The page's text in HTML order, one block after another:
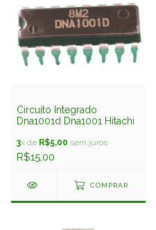
Circuito Integrado
Dna1001d Dna1001 Hitachi
3x de R$5,00 sem juros
R$15,00
COMPRAR